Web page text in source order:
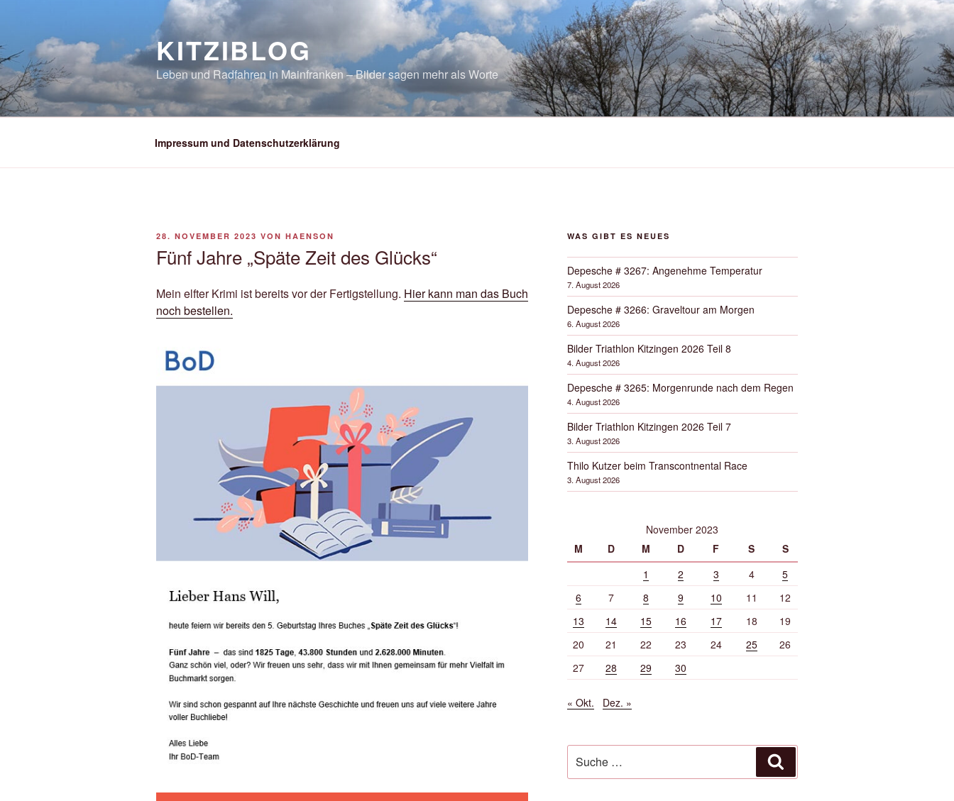
springen
KITZIBLOG
Leben und Radfahren in Mainfranken – Bilder sagen mehr als Worte
Impressum und Datenschutzerklärung
VERÖFFENTLICHT
28. NOVEMBER 2023 VON HAENSON
Fünf Jahre „Späte Zeit des Glücks“
Mein elfter Krimi ist bereits vor der Fertigstellung. Hier kann man das Buch
noch bestellen.
WAS GIBT ES NEUES
Depesche # 3267: Angenehme Temperatur
7. August 2026
Depesche # 3266: Graveltour am Morgen
6. August 2026
Bilder Triathlon Kitzingen 2026 Teil 8
4. August 2026
Depesche # 3265: Morgenrunde nach dem Regen
4. August 2026
Bilder Triathlon Kitzingen 2026 Teil 7
3. August 2026
Thilo Kutzer beim Transcontnental Race
3. August 2026
November 2023
M
D M D F S
S
1
2 3 4
5
6
7 8 9 10 11
12
13
14 15 16 17 18
19
20
21 22 23 24 25
26
27
28 29 30
« Okt. Dez. »
nach: